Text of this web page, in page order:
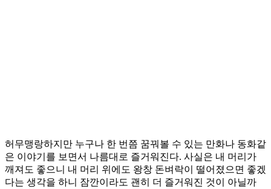
허무맹랑하지만 누구나 한 번쯤 꿈꿔볼 수 있는 만화나 동화같
은 이야기를 보면서 나름대로 즐거워진다. 사실은 내 머리가
깨져도 좋으니 내 머리 위에도 왕창 돈벼락이 떨어졌으면 좋겠
다는 생각을 하니 잠깐이라도 괜히 더 즐거워진 것이 아닐까